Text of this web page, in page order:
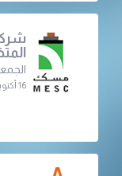
16 أكتوبر 2024 | 08:00 م